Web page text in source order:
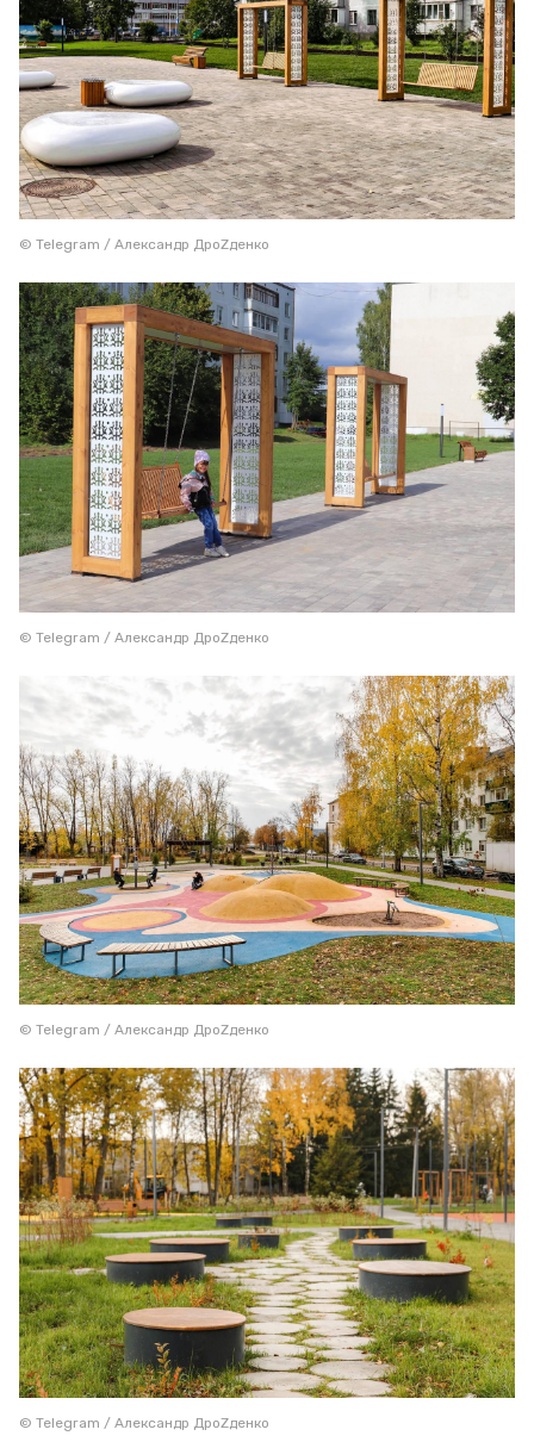
© Telegram / Александр ДроZденко
© Telegram / Александр ДроZденко
© Telegram / Александр ДроZденко
© Telegram / Александр ДроZденко